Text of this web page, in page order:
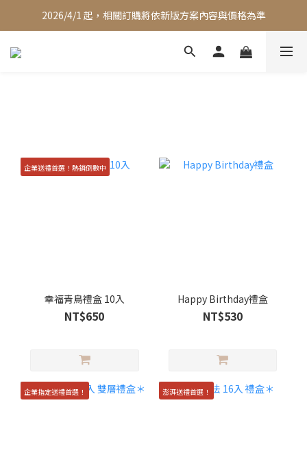
2026/4/1 起，相關訂購將依新版方案內容與價格為準
企業送禮首選！熱銷倒數中
幸福青鳥禮盒 10入
NT$650
Happy Birthday禮盒
NT$530
企業指定送禮首選！ 澎湃送禮首選！